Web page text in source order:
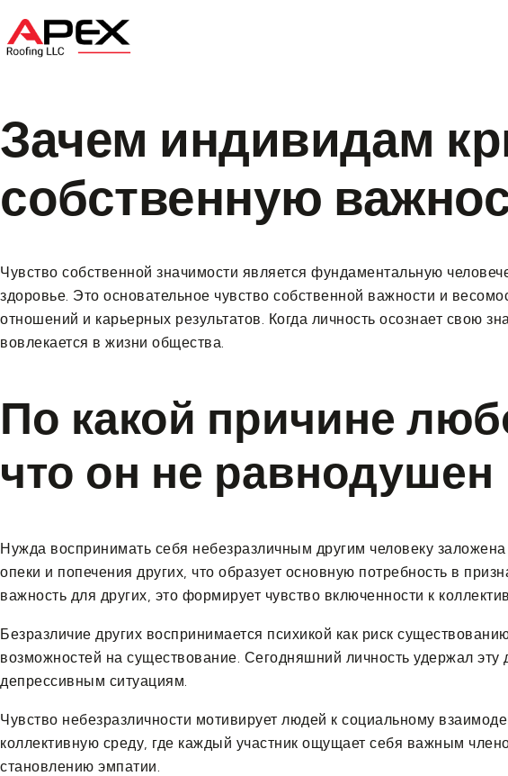
Зачем индивидам
собственную
Чувство собственной значимости является фундаментальную
здоровье. Это основательное чувство собственной важности и
отношений и карьерных результатов. Когда личность осознает свою
вовлекается в жизни общества.
По какой причине
что он не равнодушен
Нужда воспринимать себя небезразличным другим человеку
опеки и попечения других, что образует основную потребность в
важность для других, это формирует чувство включенности к
Безразличие других воспринимается психикой как риск
возможностей на существование. Сегодняшний личность удержал
депрессивным ситуациям.
Чувство небезразличности мотивирует людей к социальному
коллективную среду, где каждый участник ощущает себя важным
становлению эмпатии.